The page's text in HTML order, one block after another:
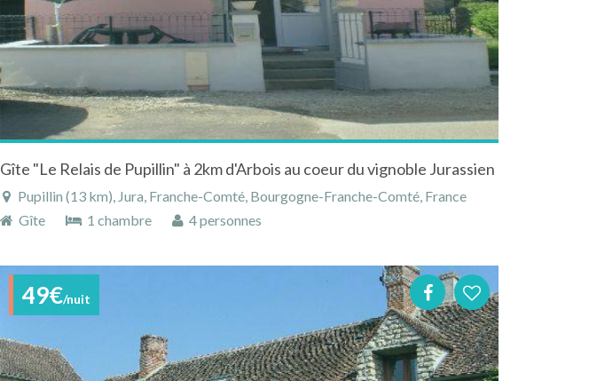
Gîte "Le Relais de Pupillin" à 2km d'Arbois au coeur du vignoble Jurassien
Pupillin (13 km), Jura, Franche-Comté, Bourgogne-Franche-Comté, France
Gîte
1 chambre 4 personnes
49€/nuit